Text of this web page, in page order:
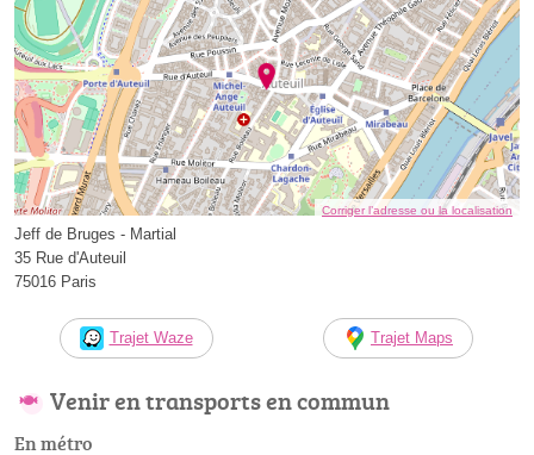
Corriger l’adresse ou la localisation
Jeff de Bruges - Martial
35 Rue d'Auteuil
75016 Paris
Trajet Waze Trajet Maps
Venir en transports en commun
En métro